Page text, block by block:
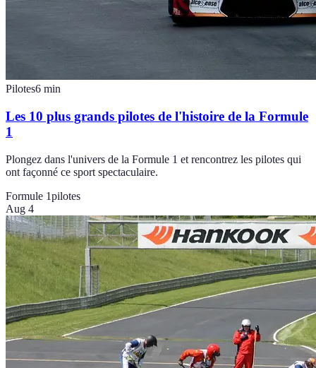
Pilotes6 min
Les 10 plus grands pilotes de l'histoire de la Formule
1
Plongez dans l'univers de la Formule 1 et rencontrez les pilotes qui
ont façonné ce sport spectaculaire.
Formule 1pilotes
Aug 4